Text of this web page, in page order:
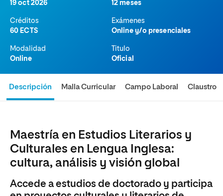
19 oct 2026
12 meses
Créditos
60 ECTS
Exámenes
Online y/o presenciales
Modalidad
Online
Titulo
Oficial
Descripción Malla Curricular Campo Laboral Claustro
Maestría en Estudios Literarios y
Culturales en Lengua Inglesa:
cultura, análisis y visión global
Accede a estudios de doctorado y participa